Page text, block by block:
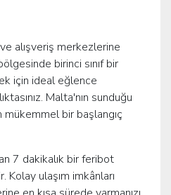
alışveriş merkezlerine
birinci sınıf bir
için ideal eğlence
Malta'nın sunduğu
bir başlangıç
7 dakikalık bir feribot
ulaşım imkânları